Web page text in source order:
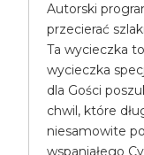
Autorski
przecierać
Ta wycieczka
wycieczka
dla Gości
chwil, które
niesamowite
wspaniałego